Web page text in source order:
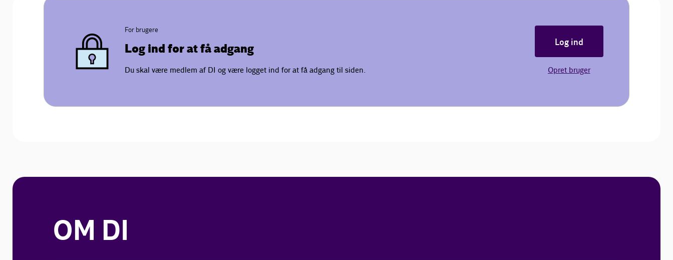
For brugere
Log ind for at få adgang
Du skal være medlem af DI og være logget ind for at få adgang til siden.
Log ind
Opret bruger
OM DI